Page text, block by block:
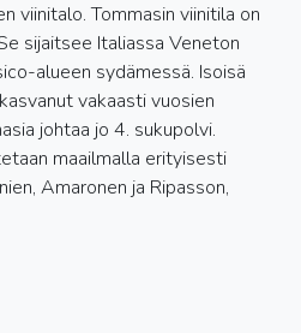
viinitalo. Tommasin viinitila on
sijaitsee Italiassa Veneton
alueen sydämessä. Isoisä
vakaasti vuosien
johtaa jo 4. sukupolvi.
maailmalla erityisesti
Amaronen ja Ripasson,